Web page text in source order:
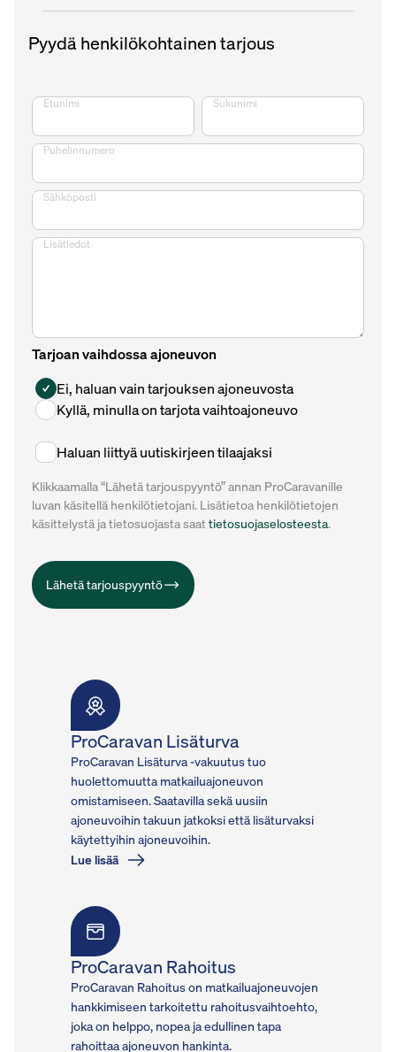
Pyydä henkilökohtainen tarjous
Etunimi Sukunimi
Puhelinnumero
Sähköposti
Lisätiedot
Tarjoan vaihdossa ajoneuvon
Ei, haluan vain tarjouksen ajoneuvosta
Kyllä, minulla on tarjota vaihtoajoneuvo
Haluan liittyä uutiskirjeen tilaajaksi
Klikkaamalla “Lähetä tarjouspyyntö” annan ProCaravanille
luvan käsitellä henkilötietojani. Lisätietoa henkilötietojen
käsittelystä ja tietosuojasta saattietosuojaselosteesta.
Lähetä tarjouspyyntö
ProCaravan Lisäturva
ProCaravan Lisäturva -vakuutus tuo
huolettomuutta matkailuajoneuvon
omistamiseen. Saatavilla sekä uusiin
ajoneuvoihin takuun jatkoksi että lisäturvaksi
käytettyihin ajoneuvoihin.
Lue lisää
ProCaravan Rahoitus
ProCaravan Rahoitus on matkailuajoneuvojen
hankkimiseen tarkoitettu rahoitusvaihtoehto,
joka on helppo, nopea ja edullinen tapa
rahoittaa ajoneuvon hankinta.